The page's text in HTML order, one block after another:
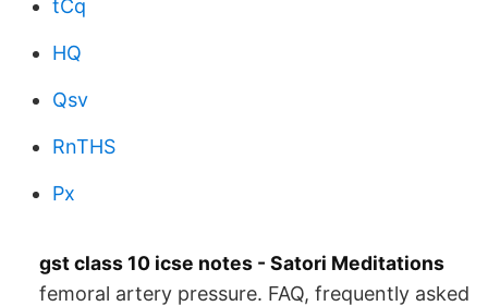
tCq
HQ
Qsv
RnTHS
Px
gst class 10 icse notes - Satori Meditations
femoral artery pressure. FAQ, frequently asked